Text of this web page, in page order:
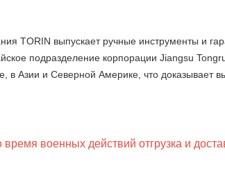
TORIN выпускает ручные инструменты и
подразделение корпорации Jiangsu
в Азии и Северной Америке, что доказывает
военных действий отгрузка и